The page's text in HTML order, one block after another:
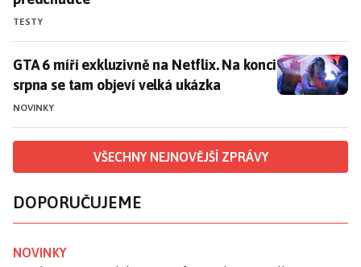
TESTY
GTA 6 míří exkluzivně na Netflix. Na konci srpna se
GTA 6 míří exkluzivně na Netflix. Na konci
srpna se tam objeví velká ukázka
NOVINKY
VŠECHNY NEJNOVĚJŠÍ ZPRÁVY
DOPORUČUJEME
NOVINKY